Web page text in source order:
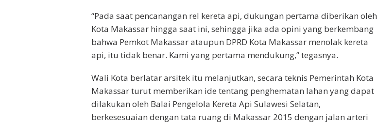
“Pada saat pencanangan rel kereta api, dukungan pertama diberikan oleh
Kota Makassar hingga saat ini, sehingga jika ada opini yang berkembang
bahwa Pemkot Makassar ataupun DPRD Kota Makassar menolak kereta
api, itu tidak benar. Kami yang pertama mendukung,” tegasnya.
Wali Kota berlatar arsitek itu melanjutkan, secara teknis Pemerintah Kota
Makassar turut memberikan ide tentang penghematan lahan yang dapat
dilakukan oleh Balai Pengelola Kereta Api Sulawesi Selatan,
berkesesuaian dengan tata ruang di Makassar 2015 dengan jalan arteri